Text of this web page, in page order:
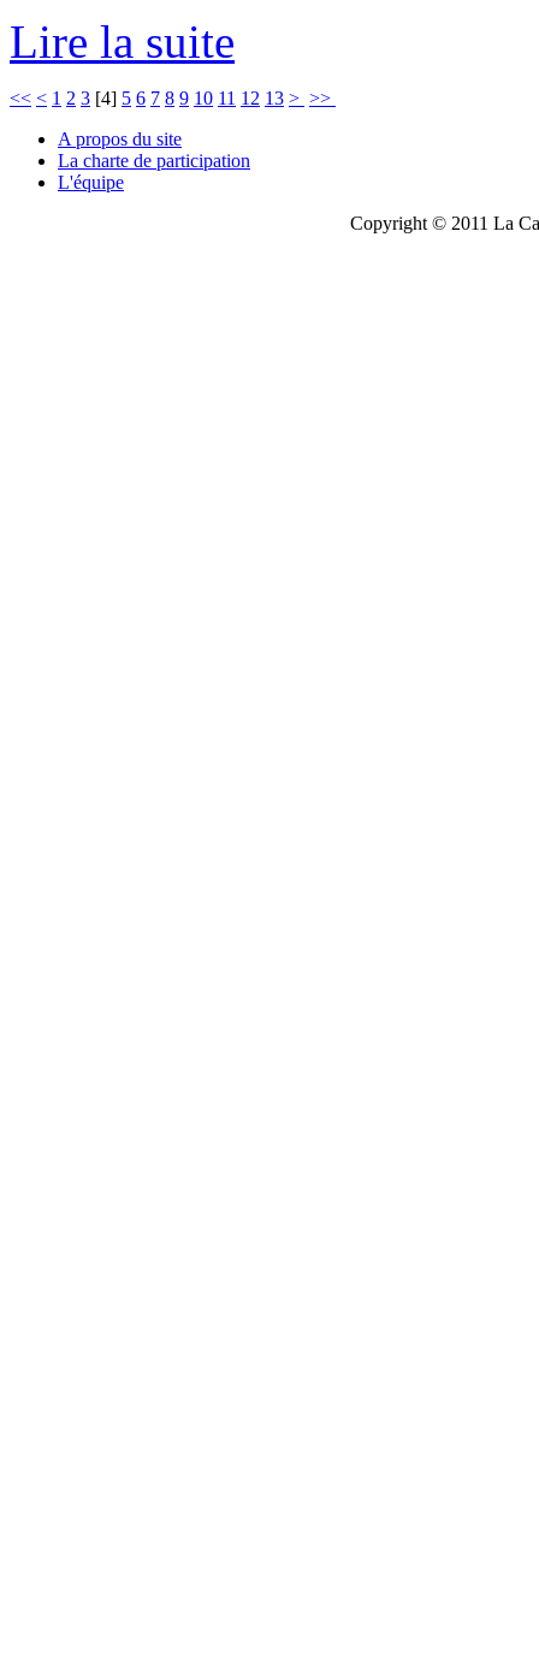
Lire la suite
<< < 1 2 3 [4] 5 6 7 8 9 10 11 12 13 > >>
A propos du site
La charte de participation
L'équipe
Copyright © 2011 La